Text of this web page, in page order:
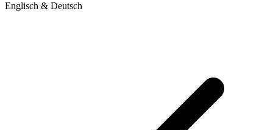
Englisch & Deutsch